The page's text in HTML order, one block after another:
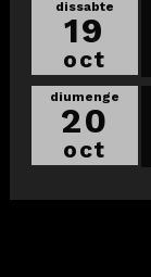
dissabte
19
oct
diumenge
20
oct